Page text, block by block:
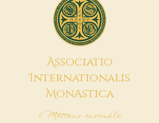
Associatio
Internationalis
MonAstica
Mettons ensemble